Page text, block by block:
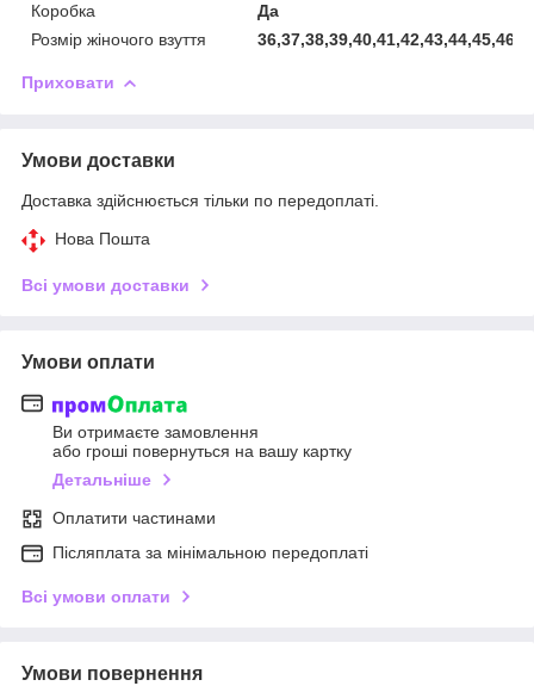
Коробка
Да
Розмір жіночого взуття
Приховати
Умови доставки
Доставка здійснюється тільки по передоплаті.
Нова Пошта
Всі умови доставки
Умови оплати
Ви отримаєте замовлення
або гроші повернуться на вашу картку
Детальніше
Оплатити частинами
Післяплата за мінімальною передоплаті
Всі умови оплати
Умови повернення